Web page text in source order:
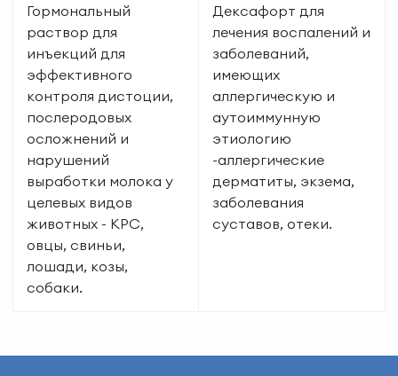
Гормональный
раствор для
инъекций для
эффективного
контроля дистоции,
послеродовых
осложнений и
нарушений
выработки молока у
целевых видов
животных - КРС,
овцы, свиньи,
лошади, козы,
собаки.
Дексафорт для
лечения воспалений и
заболеваний,
имеющих
аллергическую и
аутоиммунную
этиологию
-аллергические
дерматиты, экзема,
заболевания
суставов, отеки.